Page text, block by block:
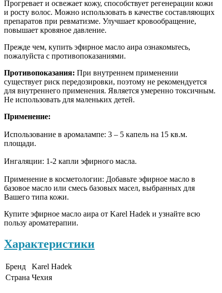
Прогревает и освежает кожу, способствует регенерации кожи
и росту волос. Можно использовать в качестве составляющих
препаратов при ревматизме. Улучшает кровообращение,
повышает кровяное давление.
Прежде чем, купить эфирное масло аира ознакомьтесь,
пожалуйста с противопоказаниями.
Противопоказания: При внутреннем применении
существует риск передозировки, поэтому не рекомендуется
для внутреннего применения. Является умеренно токсичным.
Не использовать для маленьких детей.
Применение:
Использование в аромалампе: 3 – 5 капель на 15 кв.м.
площади.
Ингаляции: 1-2 капли эфирного масла.
Применение в косметологии: Добавьте эфирное масло в
базовое масло или смесь базовых масел, выбранных для
Вашего типа кожи.
Купите эфирное масло аира от Karel Hadek и узнайте всю
пользу ароматерапии.
Характеристики
Бренд
Karel Hadek
Страна Чехия